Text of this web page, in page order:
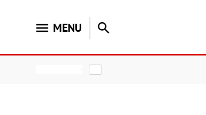
menu MENU search